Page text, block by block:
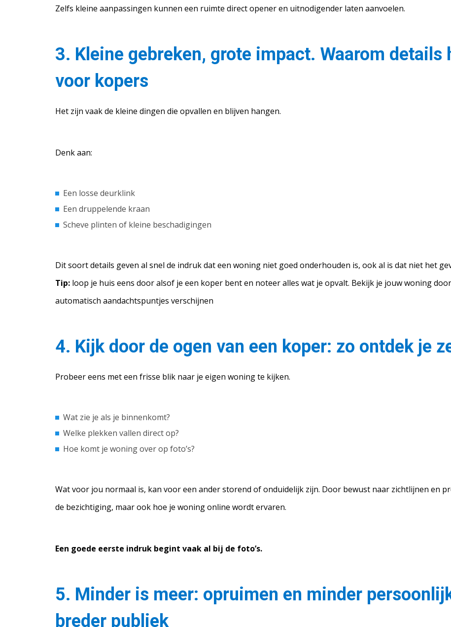
Zelfs kleine aanpassingen kunnen een ruimte direct opener en uitnodigender laten aanvoelen.
3. Kleine gebreken, grote impact. Waarom details
voor kopers
Het zijn vaak de kleine dingen die opvallen en blijven hangen.
Denk aan:
Een losse deurklink
Een druppelende kraan
Scheve plinten of kleine beschadigingen
Dit soort details geven al snel de indruk dat een woning niet goed onderhouden is, ook al is dat niet het
Tip: loop je huis eens door alsof je een koper bent en noteer alles wat je opvalt. Bekijk je jouw woning
automatisch aandachtspuntjes verschijnen
4. Kijk door de ogen van een koper: zo ontdek je
Probeer eens met een frisse blik naar je eigen woning te kijken.
Wat zie je als je binnenkomt?
Welke plekken vallen direct op?
Hoe komt je woning over op foto’s?
Wat voor jou normaal is, kan voor een ander storend of onduidelijk zijn. Door bewust naar zichtlijnen en
de bezichtiging, maar ook hoe je woning online wordt ervaren.
Een goede eerste indruk begint vaak al bij de foto’s.
5. Minder is meer: opruimen en minder
breder publiek